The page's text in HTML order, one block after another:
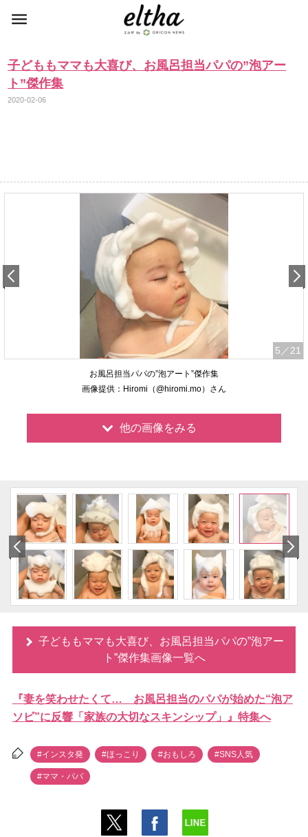
子どももママも大喜び、お風呂担当パパの”泡アー
ト”傑作集
2020-02-06
5 ／21
お風呂担当パパの”泡アート”傑作集
画像提供：Hiromi（@hiromi.mo）さん
他の画像をみる
子どももママも大喜び、お風呂担当パパの”泡アー
ト”傑作集画像一覧へ
『妻を笑わせたくて… お風呂担当のパパが始めた“泡ア
ソビ”に反響「家族の大切なスキンシップ」』特集へ
#インスタ発 #ほっこり #おもしろ #SNS人気
#ママ・パパ